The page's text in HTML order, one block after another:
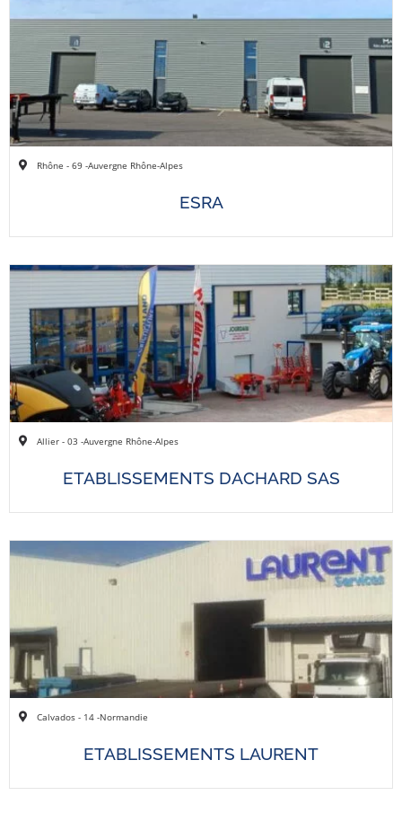
Rhône - 69 -Auvergne Rhône-Alpes
ESRA
Allier - 03 -Auvergne Rhône-Alpes
ETABLISSEMENTS DACHARD SAS
Calvados - 14 -Normandie
ETABLISSEMENTS LAURENT